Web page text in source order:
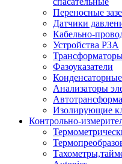
Переносные
Датчики
Кабельно-
Устройства РЗА
Фазоуказатели
Анализаторы
Изолирующие
Контрольно-